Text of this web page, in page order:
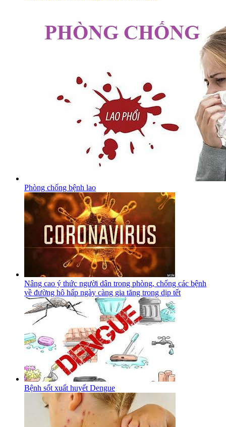
Phòng chống bệnh lao
Nâng cao ý thức người dân trong phòng, chống các bệnh
về đường hô hấp ngày càng gia tăng trong dịp tết
Bệnh sốt xuất huyết Dengue